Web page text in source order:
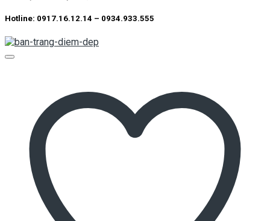
Hotline: 0917.16.12.14 – 0934.933.555